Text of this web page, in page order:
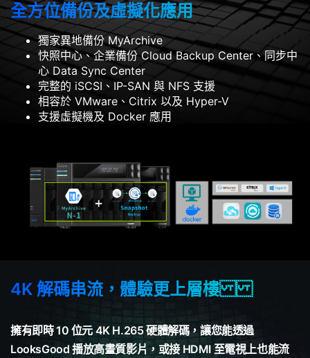
全方位備份及虛擬化應用
獨家異地備份 MyArchive
快照中心、企業備份 Cloud Backup Center、同步中
心 Data Sync Center
完整的 iSCSI、IP-SAN 與 NFS 支援
相容於 VMware、Citrix 以及 Hyper-V
支援虛擬機及 Docker 應用
4K 解碼串流，體驗更上層樓
擁有即時 10 位元 4K H.265 硬體解碼，讓您能透過
LooksGood 播放高畫質影片，或接 HDMI 至電視上也能流